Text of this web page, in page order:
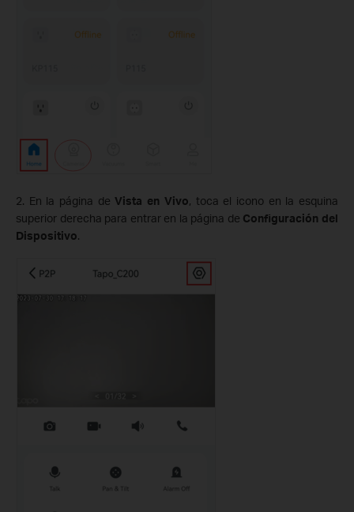
2. En la página deVista en Vivo, toca el icono en la esquina
superior derecha para entrar en la página de Configuración del
Dispositivo.